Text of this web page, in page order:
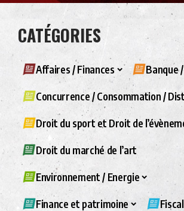
CATÉGORIES
Affaires / Finances Banque
Concurrence / Consommation /
Droit du sport et Droit de
Droit du marché de l’art
Environnement / Energie
Finance et patrimoine Fiscal